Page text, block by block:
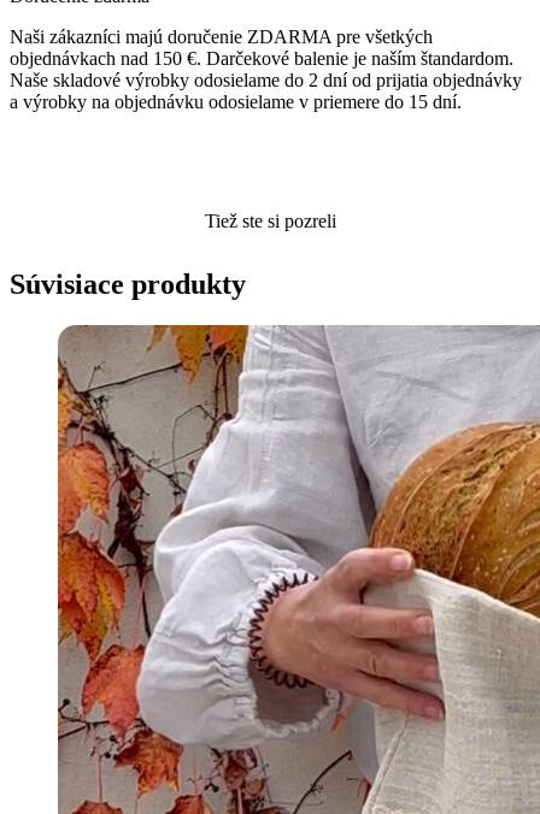
Naši zákazníci majú doručenie ZDARMA pre všetkých
objednávkach nad 150 €. Darčekové balenie je naším štandardom.
Naše skladové výrobky odosielame do 2 dní od prijatia objednávky
a výrobky na objednávku odosielame v priemere do 15 dní.
Tiež ste si pozreli
Súvisiace produkty